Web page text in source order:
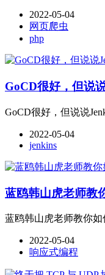
2022-05-04
网页爬虫
php
GoCD很好，但说
GoCD很好，但说说
2022-05-04
jenkins
蓝鸥韩山虎老师教
蓝鸥韩山虎老师教你
2022-05-04
响应式编程